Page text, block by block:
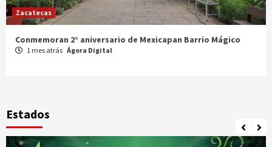
Zacatecas
Celebran XX Cabalgata Toma de Zacatecas
1 mes atrás Ágora Digital
Estados